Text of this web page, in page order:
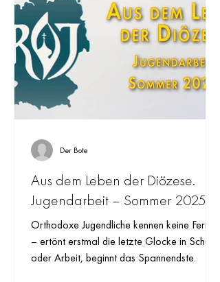
Aus dem Leben der Diözese.
Jugendarbeit – Sommer 2025
Orthodoxe Jugendliche kennen keine Ferien
– ertönt erstmal die letzte Glocke in Schule
oder Arbeit, beginnt das Spannendste.
Der Bote